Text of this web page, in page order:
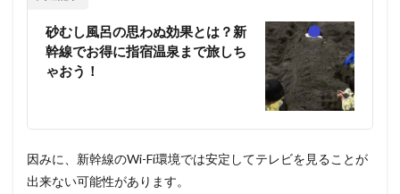
砂むし風呂の思わぬ効果とは？新
幹線でお得に指宿温泉まで旅しち
ゃおう！
因みに、新幹線のWi-Fi環境では安定してテレビを見ることが
出来ない可能性があります。